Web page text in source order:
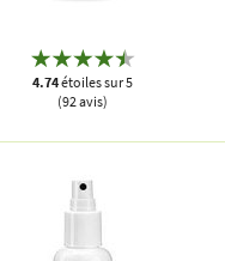
4.74étoiles sur 5
(92 avis)